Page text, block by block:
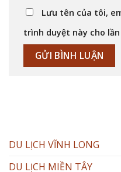
Lưu tên của tôi,
trình duyệt này cho
DU LỊCH VĨNH LONG
DU LỊCH MIỀN TÂY